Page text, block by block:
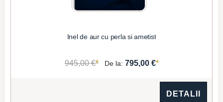
Inel de aur cu perla si ametist
945,00 €* De la: 795,00 €*
DETALII